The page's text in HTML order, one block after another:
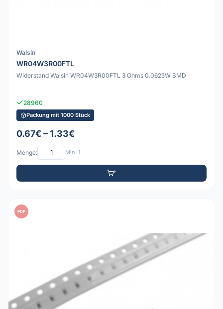
Walsin
WR04W3R00FTL
Widerstand Walsin WR04W3R00FTL 3 Ohms 0.0625W SMD
28960
Packung mit 1000 Stück
0.67€ – 1.33€
Menge: Min: 1
PDF